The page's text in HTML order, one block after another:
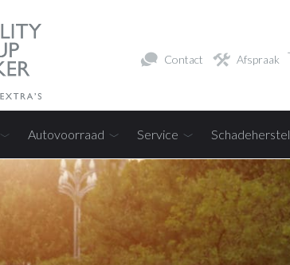
Contact Afspraak
Autovoorraad Service Schadeherstel